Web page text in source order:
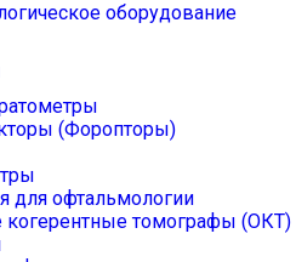
оборудование
(Форопторы)
для офтальмологии
когерентные томографы (ОКТ)